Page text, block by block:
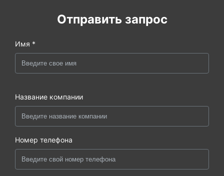
Отправить запрос
Имя *
Название компании
Номер телефона